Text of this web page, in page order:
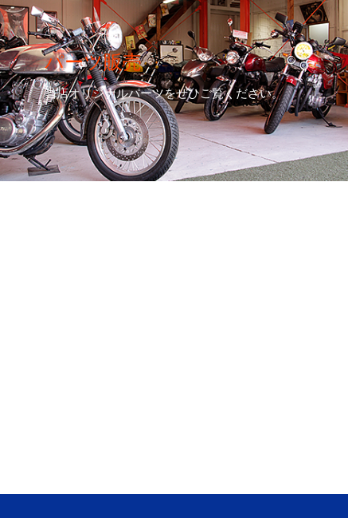
パーツ販売
当店オリジナルパーツをぜひご覧ください。